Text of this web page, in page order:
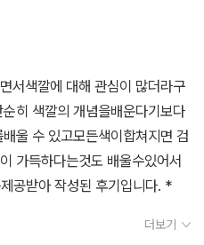
서색깔에 대해 관심이 많더라구
히 색깔의 개념을배운다기보다
울 수 있고모든색이합쳐지면 검
가득하다는것도 배울수있어서
공받아 작성된 후기입니다. *
더보기